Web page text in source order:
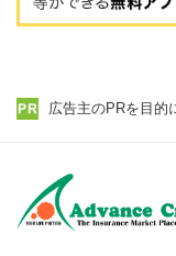
広告主のPRを目的